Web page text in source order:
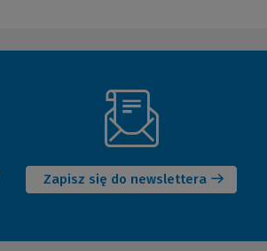
Zapisz się do newslettera
okno)